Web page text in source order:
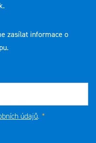
zasílat informace o
údajů.